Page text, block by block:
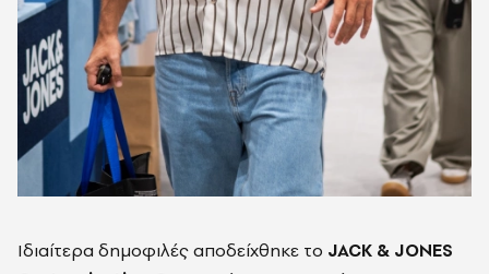
Ιδιαίτερα δημοφιλές αποδείχθηκε το JACK & JONES